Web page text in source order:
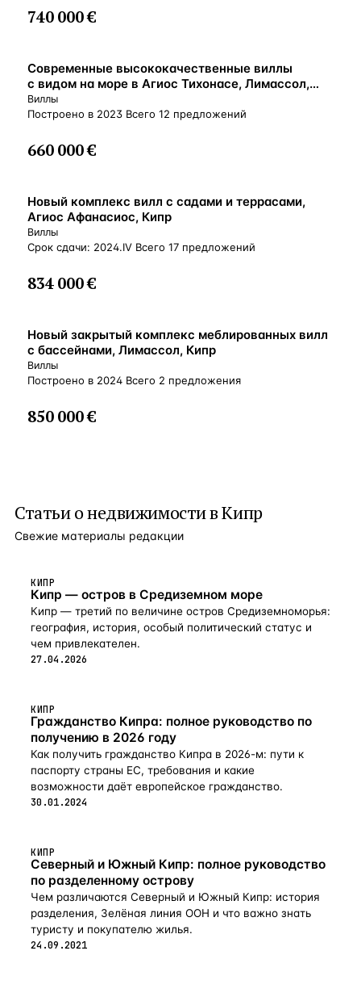
740 000 €
ВНЖ
Современные высококачественные виллы
с видом на море в Агиос Тихонасе, Лимассол,
Кипр
Виллы
Построено в 2023 Всего 12 предложений
660 000 €
ВНЖ
Новый комплекс вилл с садами и террасами,
Агиос Афанасиос, Кипр
Виллы
Срок сдачи: 2024.IV Всего 17 предложений
834 000 €
ВНЖ
Новый закрытый комплекс меблированных вилл
с бассейнами, Лимасcол, Кипр
Виллы
Построено в 2024 Всего 2 предложения
850 000 €
Статьи онедвижимости в Кипр
Свежие материалы редакции
КИПР
Кипр — остров в Средиземном море
Кипр — третий по величине остров Средиземноморья:
география, история, особый политический статус и
чем привлекателен.
27.04.2026
КИПР
Гражданство Кипра: полное руководство по
получению в 2026 году
Как получить гражданство Кипра в 2026-м: пути к
паспорту страны ЕС, требования и какие
возможности даёт европейское гражданство.
30.01.2024
КИПР
Северный и Южный Кипр: полное руководство
по разделенному острову
Чем различаются Северный и Южный Кипр: история
разделения, Зелёная линия ООН и что важно знать
туристу и покупателю жилья.
24.09.2021